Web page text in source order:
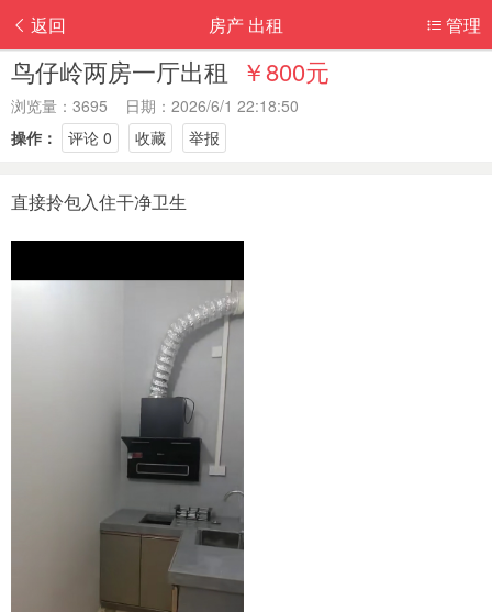
返回 管理
房产 出租
鸟仔岭两房一厅出租 ￥800元
浏览量：3695 日期：2026/6/1 22:18:50
操作：
评论 0 收藏 举报
直接拎包入住干净卫生